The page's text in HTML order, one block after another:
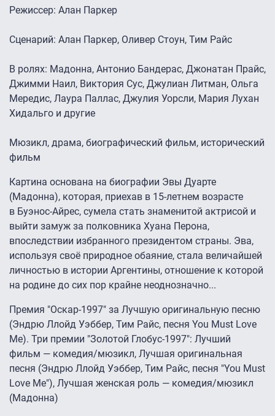
Режиссер: Алан Паркер
Сценарий: Алан Паркер, Оливер Стоун, Тим Райс
В ролях: Мадонна, Антонио Бандерас, Джонатан Прайс,
Джимми Наил, Виктория Сус, Джулиан Литман, Ольга
Мередис, Лаура Паллас, Джулия Уорсли, Мария Лухан
Хидальго и другие
Мюзикл, драма, биографический фильм, исторический
фильм
Картина основана на биографии Эвы Дуарте
(Мадонна), которая, приехав в 15-летнем возрасте
в Буэнос-Айрес, сумела стать знаменитой актрисой и
выйти замуж за полковника Хуана Перона,
впоследствии избранного президентом страны. Эва,
используя своё природное обаяние, стала величайшей
личностью в истории Аргентины, отношение к которой
на родине до сих пор крайне неоднозначно...
Премия "Оскар-1997" за Лучшую оригинальную песню
(Эндрю Ллойд Уэббер, Тим Райс, песня You Must Love
Me). Три премии "Золотой Глобус-1997": Лучший
фильм — комедия/мюзикл, Лучшая оригинальная
песня (Эндрю Ллойд Уэббер, Тим Райс, песня "You Must
Love Me"), Лучшая женская роль — комедия/мюзикл
(Мадонна)